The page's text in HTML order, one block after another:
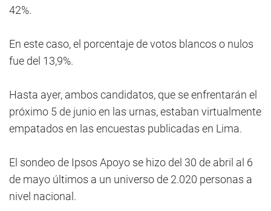
42%.
En este caso, el porcentaje de votos blancos o nulos
fue del 13,9%.
Hasta ayer, ambos candidatos, que se enfrentarán el
próximo 5 de junio en las urnas, estaban virtualmente
empatados en las encuestas publicadas en Lima.
El sondeo de Ipsos Apoyo se hizo del 30 de abril al 6
de mayo últimos a un universo de 2.020 personas a
nivel nacional.